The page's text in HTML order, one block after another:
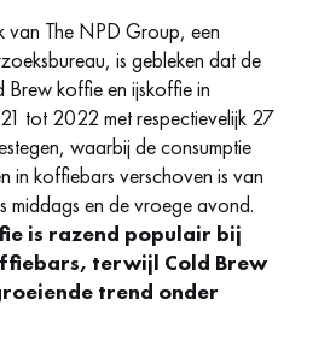
van The NPD Group, een
is gebleken dat de
koffie en ijskoffie in
tot 2022 met respectievelijk 27
waarbij de consumptie
in koffiebars verschoven is van
middags en de vroege avond.
is razend populair bij
terwijl Cold Brew
trend onder